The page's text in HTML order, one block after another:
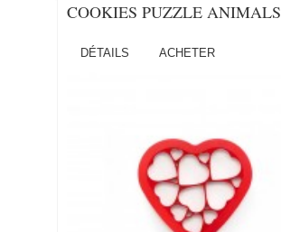
COOKIES PUZZLE ANIMALS
DÉTAILS ACHETER